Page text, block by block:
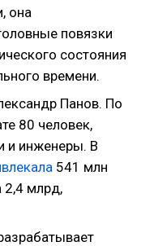
она
повязки
состояния
времени.
Панов. По
80 человек,
и инженеры. В
541 млн
2,4 млрд,